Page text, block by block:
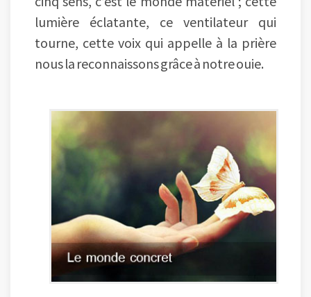
lumière éclatante, ce ventilateur qui
tourne, cette voix qui appelle à la prière
nous la reconnaissons grâce à notre ouie.